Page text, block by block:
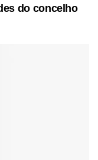
do concelho